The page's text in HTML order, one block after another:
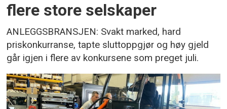
flere store selskaper
ANLEGGSBRANSJEN: Svakt marked, hard
priskonkurranse, tapte sluttoppgjør og høy gjeld
går igjen i flere av konkursene som preget juli.